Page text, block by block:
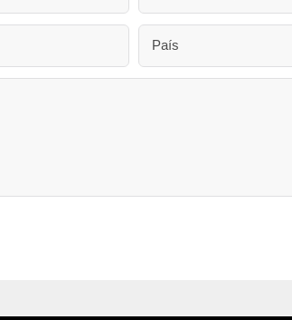
País